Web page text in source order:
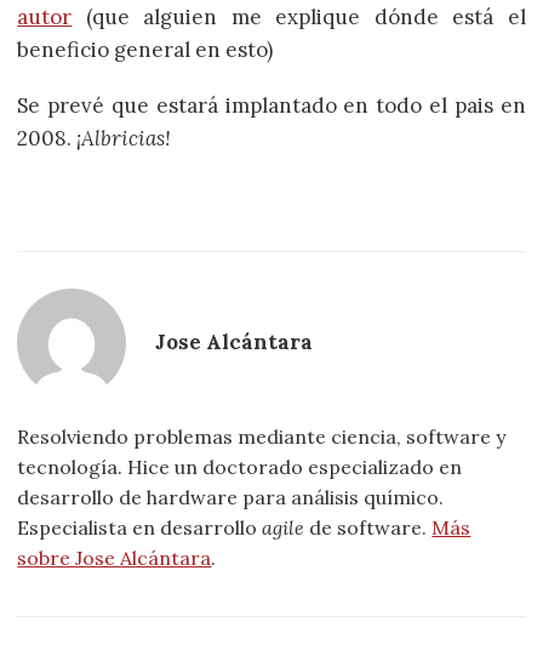
autor (que alguien me explique dónde está el
beneficio general en esto)
Se prevé que estará implantado en todo el pais en
2008. ¡Albricias!
Jose Alcántara
Resolviendo problemas mediante ciencia, software y
tecnología. Hice un doctorado especializado en
desarrollo de hardware para análisis químico.
Especialista en desarrolloagile de software. Más
sobre Jose Alcántara.